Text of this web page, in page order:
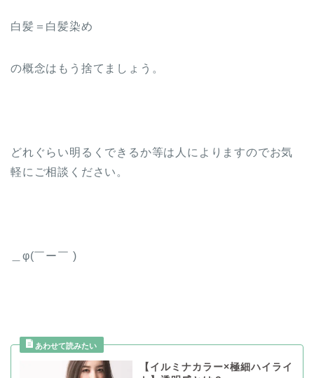
白髪＝白髪染め
の概念はもう捨てましょう。
どれぐらい明るくできるか等は人によりますのでお気
軽にご相談ください。
＿φ(￣ー￣ )
【イルミナカラー×極細ハイライ